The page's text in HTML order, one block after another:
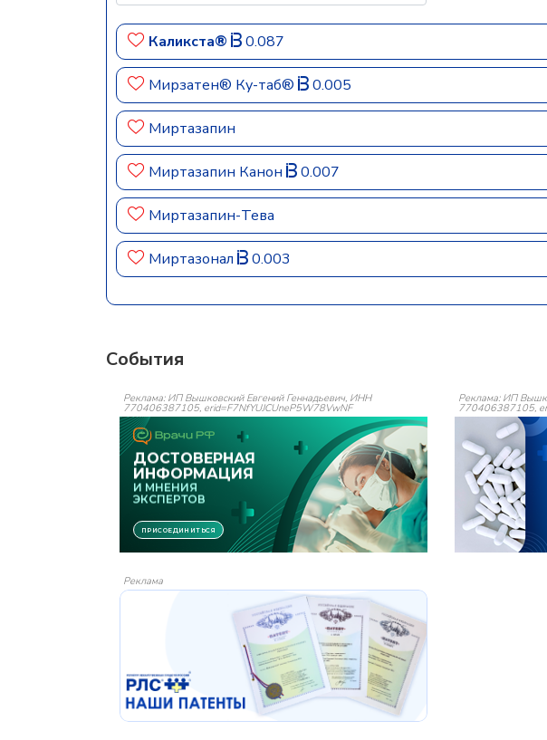
Каликста® 0.087
Мирзатен® Ку-таб® 0.005
Миртазапин
Миртазапин Канон 0.007
Миртазапин-Тева
Миртазонал 0.003
События
Реклама: ИП Вышковский Евгений Геннадьевич, ИНН
770406387105, erid=F7NfYUJCUneP5W78VwNF
Реклама: ИП
770406387105,
Реклама